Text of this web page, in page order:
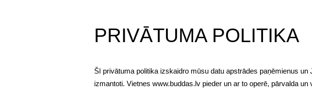
PRIVĀTUMA POLITIKA
Šī privātuma politika izskaidro mūsu datu apstrādes paņēmienus
izmantoti. Vietnes www.buddas.lv pieder un ar to operē, pārvalda